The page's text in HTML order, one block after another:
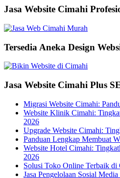
Jasa Website Cimahi
Tersedia Aneka Design
Jasa Website Cimahi Plus
Migrasi Website Cimahi:
Website Klinik Cimahi:
2026
Upgrade Website Cimahi:
Panduan Lengkap Membuat
Website Hotel Cimahi:
2026
Solusi Toko Online Terbaik di
Jasa Pengelolaan Sosial